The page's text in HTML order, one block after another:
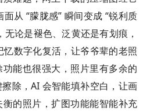
从 “朦胧感” 瞬间变成 “锐利质
论是褪色、泛黄还是有划痕，
数字化复活，让爷爷辈的老照
能也很强大，照片里有多余的
除，AI 会智能填补空白，让画
的照片，扩图功能能智能补充